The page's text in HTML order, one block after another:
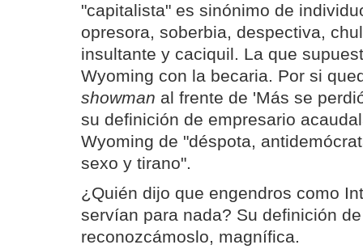
"capitalista" es sinónimo de
opresora, soberbia, despectiva,
insultante y caciquil. La que
Wyoming con la becaria. Por si
showman al frente de 'Más se
su definición de empresario
Wyoming de "déspota,
sexo y tirano".
¿Quién dijo que engendros como
servían para nada? Su definición
reconozcámoslo, magnífica.